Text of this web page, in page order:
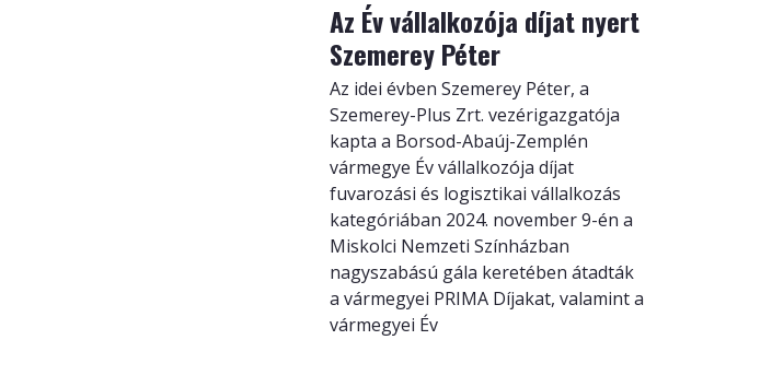
Az Év vállalkozója díjat nyert
Szemerey Péter
Az idei évben Szemerey Péter, a
Szemerey-Plus Zrt. vezérigazgatója
kapta a Borsod-Abaúj-Zemplén
vármegye Év vállalkozója díjat
fuvarozási és logisztikai vállalkozás
kategóriában 2024. november 9-én a
Miskolci Nemzeti Színházban
nagyszabású gála keretében átadták
a vármegyei PRIMA Díjakat, valamint a
vármegyei Év